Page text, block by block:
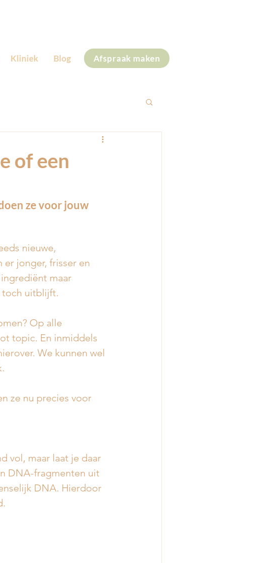
Kliniek Blog Afspraak maken
of een
ze voor jouw
nieuwe,
jonger, frisser en
maar
toch uitblijft.
Op alle
topic. En inmiddels
We kunnen wel
ze nu precies voor
vol, maar laat je daar
DNA-fragmenten uit
DNA. Hierdoor